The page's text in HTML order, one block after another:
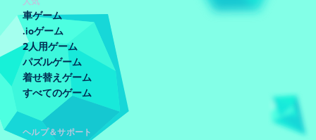
車ゲーム
.ioゲーム
2人用ゲーム
パズルゲーム
着せ替えゲーム
すべてのゲーム
ヘルプ＆サポート